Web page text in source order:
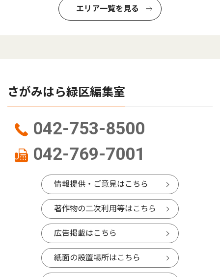
エリア一覧を見る
さがみはら緑区編集室
042-753-8500
042-769-7001
情報提供・ご意見はこちら
著作物の二次利用等はこちら
広告掲載はこちら
紙面の設置場所はこちら